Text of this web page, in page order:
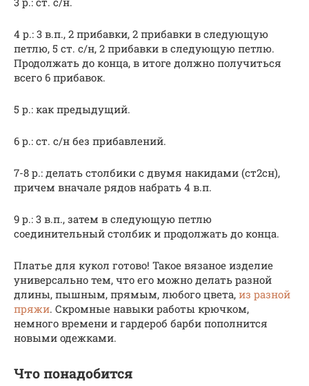
4 р.: 3 в.п., 2 прибавки, 2 прибавки в следующую
петлю, 5 ст. с/н, 2 прибавки в следующую петлю.
Продолжать до конца, в итоге должно получиться
всего 6 прибавок.
5 р.: как предыдущий.
6 р.: ст. с/н без прибавлений.
7-8 р.: делать столбики с двумя накидами (ст2сн),
причем вначале рядов набрать 4 в.п.
9 р.: 3 в.п., затем в следующую петлю
соединительный столбик и продолжать до конца.
Платье для кукол готово! Такое вязаное изделие
универсально тем, что его можно делать разной
длины, пышным, прямым, любого цвета, из разной
пряжи. Скромные навыки работы крючком,
немного времени и гардероб барби пополнится
новыми одежками.
Что понадобится